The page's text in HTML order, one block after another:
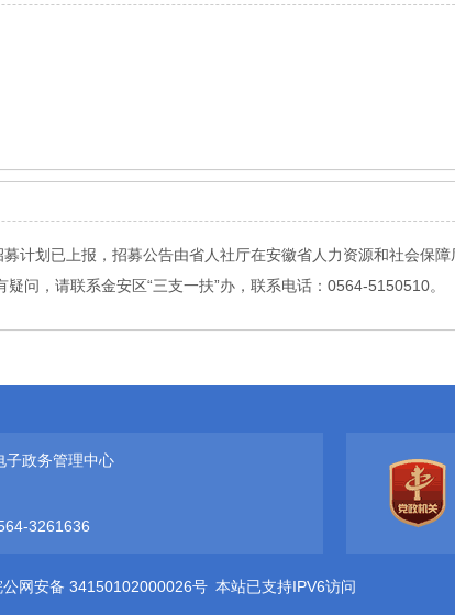
计划已上报，招募公告由省人社厅在安徽省人力资源和社会保
问，请联系金安区“三支一扶”办，联系电话：0564-5150510。
子政务管理中心
3261636
公网安备 34150102000026号 本站已支持IPV6访问